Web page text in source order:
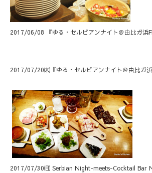
2017/06/08 『ゆる・セルビアンナイト＠由比ガ浜
2017/07/20㈭『ゆる・セルビアンナイト＠由比ガ浜
2017/07/30㈰ Serbian Night-meets-Cocktail Bar